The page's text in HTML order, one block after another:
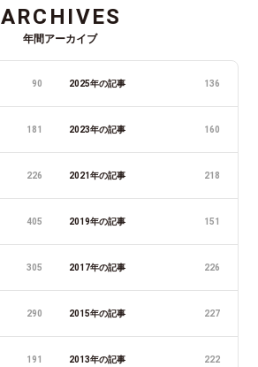
ARCHIVES
年間アーカイブ
90 2025年の記事 136
181 2023年の記事 160
226 2021年の記事 218
405 2019年の記事 151
305 2017年の記事 226
290 2015年の記事 227
191 2013年の記事 222